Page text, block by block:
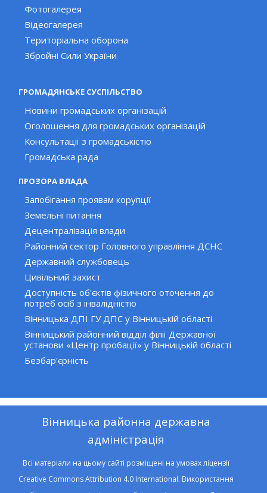
Фотогалерея
Відеогалерея
Територіальна оборона
Збройні Сили України
ГРОМАДЯНСЬКЕ СУСПІЛЬСТВО
Новини громадських організацій
Оголошення для громадських організацій
Консультації з громадськістю
Громадська рада
ПРОЗОРА ВЛАДА
Запобігання проявам корупції
Земельні питання
Децентралізація влади
Районний сектор Головного управління ДСНС
Державний службовець
Цивільний захист
Доступність об'єктів фізичного оточення до
потреб осіб з інвалідністю
Вінницька ДПІ ГУ ДПС у Вінницькій області
Вінницький районний відділ філії Державної
установи «Центр пробації» у Вінницькій області
Безбар'єрність
Вінницька районна державна
адміністрація
Всі матеріали на цьому сайті розміщені на умовах ліцензії
Creative Commons Attribution 4.0 International. Використання